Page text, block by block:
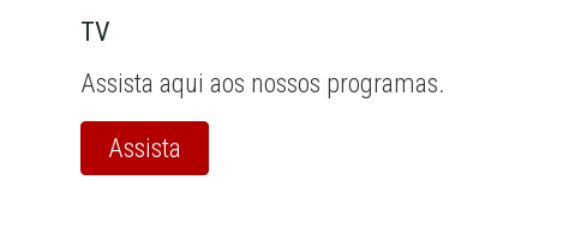
TV
Assista aqui aos nossos programas.
Assista